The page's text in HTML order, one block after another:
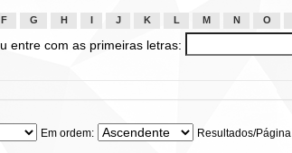
F G H J K L M N O
entre com as primeiras letras:
Em ordem: Resultados/Página